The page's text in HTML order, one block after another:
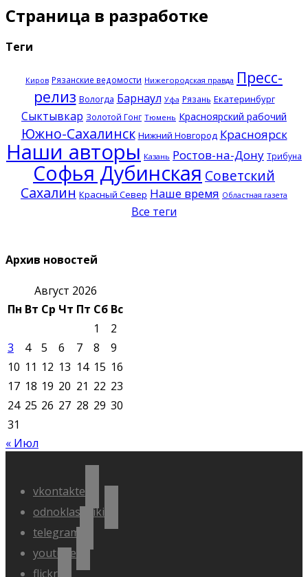
Страница в разработке
Теги
Киров Рязанские ведомости Нижегородская правда Пресс-
релиз Вологда Барнаул Уфа Рязань Екатеринбург
Сыктывкар Золотой Гонг Тюмень Красноярский рабочий
Южно-Сахалинск Нижний Новгород Красноярск
Наши авторы Казань Ростов-на-Дону Трибуна
Софья Дубинская Советский
Сахалин Красный Север Наше время Областная газета
Все теги
Архив новостей
Август 2026
Пн Вт Ср Чт Пт Сб Вс
1
2
3
4 5 6 7 8
9
10 11 12 13 14 15 16
17 18 19 20 21 22 23
24 25 26 27 28 29 30
31
« Июл
vkontakte
odnoklassniki
telegram
youtube
flickr